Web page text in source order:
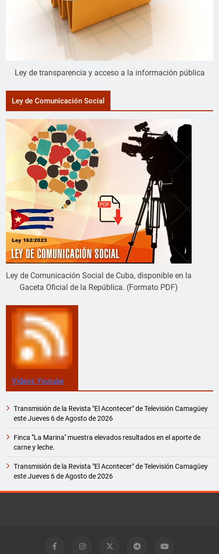
Ley de transparencia y acceso a la información pública
Ley de Comunicación Social
Ley de Comunicación Social de Cuba, disponible en la
Gaceta Oficial de la República. (Formato PDF)
Videos Youtube
Transmisión de la Revista "El Acontecer" de Televisión Camagüey
este Jueves 6 de Agosto de 2026
Finca '''La Marina'' muestra elevados resultados en el aporte de
carne y leche.
Transmisión de la Revista "El Acontecer" de Televisión Camagüey
este Jueves 6 de Agosto de 2026